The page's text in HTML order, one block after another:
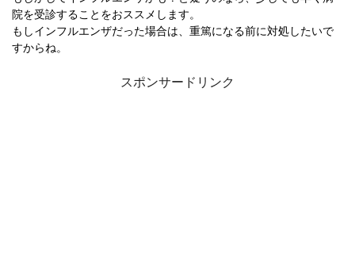
院を受診することをおススメします。
もしインフルエンザだった場合は、重篤になる前に対処したいで
すからね。
スポンサードリンク